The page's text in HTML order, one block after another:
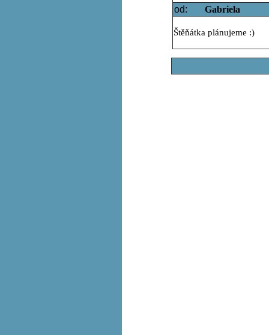
od: Gabriela
Štěňátka plánujeme :)